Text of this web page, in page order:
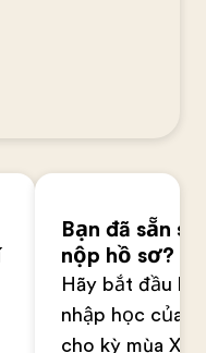
Bạn đã sẵn
nộp hồ sơ?
Hãy bắt đầu hồ
nhập học của
cho kỳ mùa